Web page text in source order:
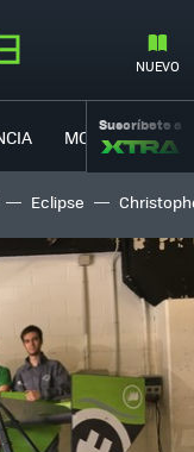
NUEVO
MOVILIDAD
Suscríbete a
Eclipse